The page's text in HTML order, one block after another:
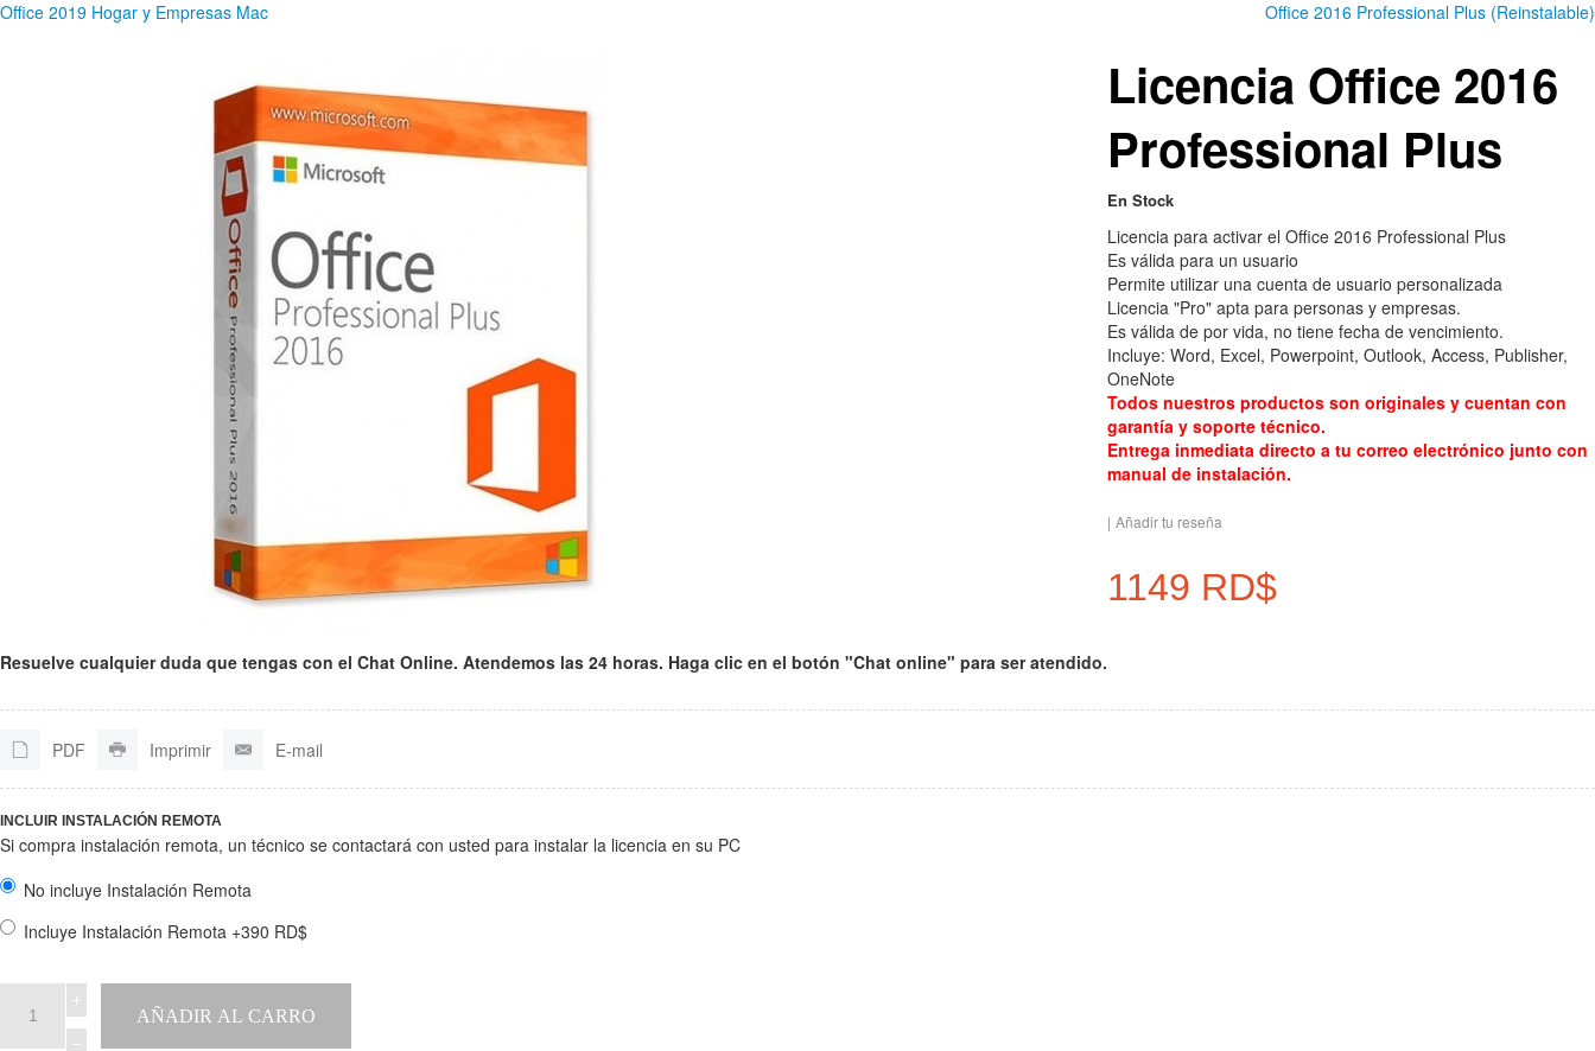
Office 2019 Hogar y Empresas Mac Office 2016 Professional Plus (Reinstalable)
Resuelve cualquier duda que tengas con el Chat Online. Atendemos las 24 horas. Haga clic en el botón "Chat online" para ser atendido.
Licencia Office 2016
Professional Plus
En Stock
Licencia para activar el Office 2016 Professional Plus
Es válida para un usuario
Permite utilizar una cuenta de usuario personalizada
Licencia "Pro" apta para personas y empresas.
Es válida de por vida, no tiene fecha de vencimiento.
Incluye: Word, Excel, Powerpoint, Outlook, Access, Publisher,
OneNote
Todos nuestros productos son originales y cuentan con
garantía y soporte técnico.
Entrega inmediata directo a tu correo electrónico junto con
manual de instalación.
| Añadir tu reseña
1149 RD$
PDF Imprimir E-mail
INCLUIR INSTALACIÓN REMOTA
Si compra instalación remota, un técnico se contactará con usted para instalar la licencia en su PC
No incluye Instalación Remota
Incluye Instalación Remota +390 RD$